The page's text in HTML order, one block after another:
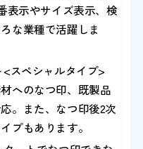
表示やサイズ表示、検
な業種で活躍しま
スペシャルタイプ>
へのなつ印、既製品
。また、なつ印後2次
プもあります。